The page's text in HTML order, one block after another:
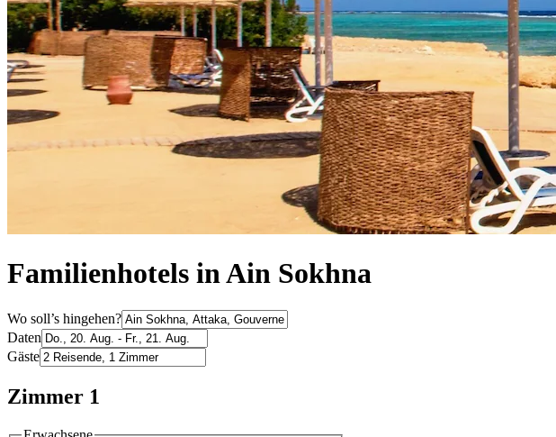
Familienhotels in Ain Sokhna
Wo soll’s hingehen?
Daten
Gäste
Zimmer 1